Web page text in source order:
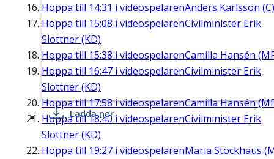
Hoppa till 14:31 i videospelarenAnders Karlsson (C)
Hoppa till 15:08 i videospelarenCivilminister Erik
Slottner (KD)
Hoppa till 15:38 i videospelarenCamilla Hansén
Hoppa till 16:47 i videospelarenCivilminister Erik
Slottner (KD)
Hoppa till17:58i videospelarenCamilla Hansén
Hoppa till18:40 i videospelarenCivilminister Erik
Slottner (KD)
Hoppa till 19:27 i videospelarenMaria Stockhaus
Ladda ner